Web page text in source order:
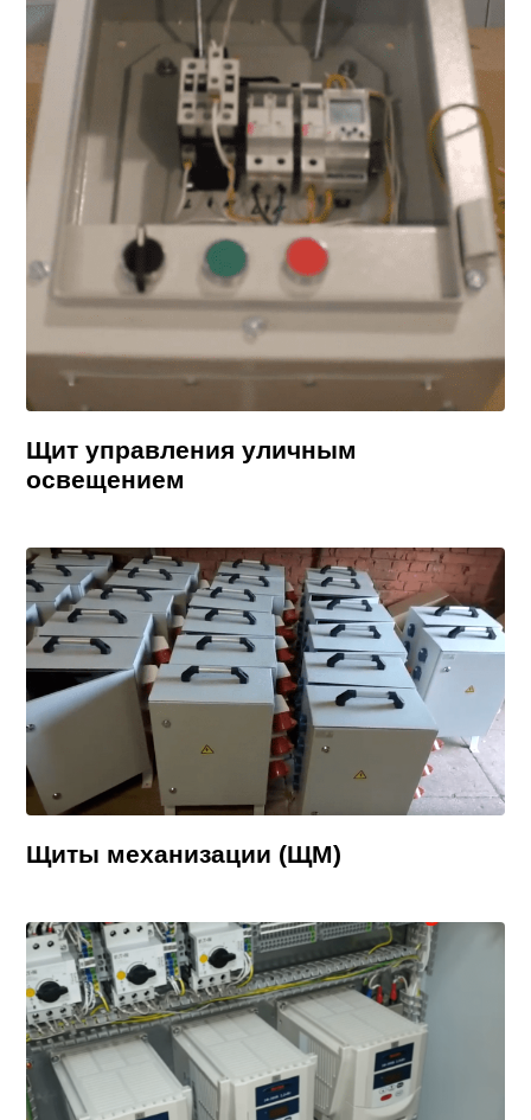
Щит управления уличным
освещением
Щиты механизации (ЩМ)